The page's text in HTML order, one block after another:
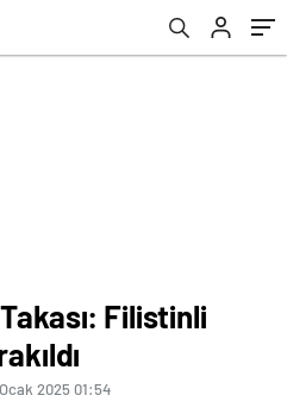
Filistinli
2025 01:54